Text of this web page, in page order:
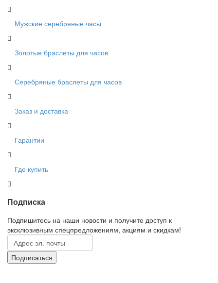
Мужские серебряные часы
Золотые браслеты для часов
Серебряные браслеты для часов
Заказ и доставка
Гарантии
Где купить
Подписка
Подпишитесь на наши новости и получите доступ к
эксклюзивным спецпредложениям, акциям и скидкам!